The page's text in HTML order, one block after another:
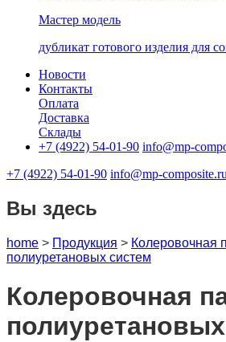
Мастер модель
дубликат готового изделия для
Новости
Контакты
Оплата
Доставка
Склады
+7 (4922) 54-01-90 info@mp-
+7 (4922) 54-01-90 info@mp-composite.ru
Вы здесь
home > Продукция > Колеровочная
полиуретановых систем
Колеровочная